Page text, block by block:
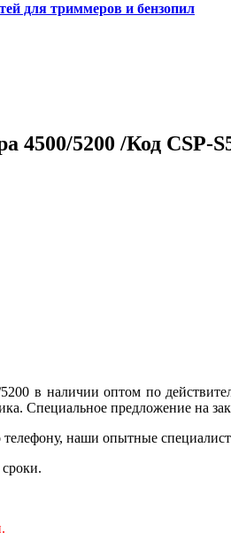
для триммеров и бензопил
5200 /Код CSP-
в наличии оптом по
Специальное предложение на
телефону, наши опытные